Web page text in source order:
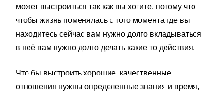
может выстроиться так как вы хотите, потому что
чтобы жизнь поменялась с того момента где вы
находитесь сейчас вам нужно долго вкладываться
в неё вам нужно долго делать какие то действия.
Что бы выстроить хорошие, качественные
отношения нужны определенные знания и время,